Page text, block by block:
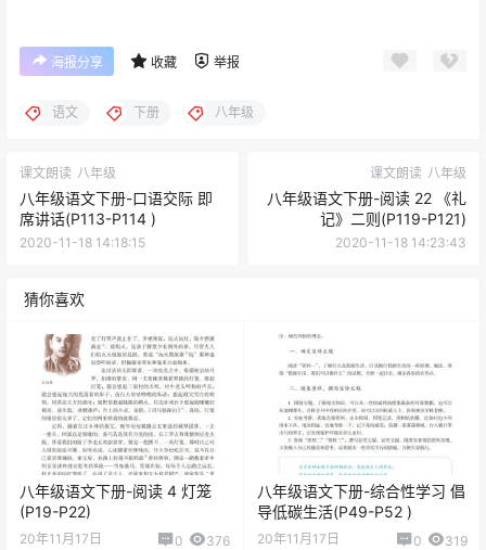
海报分享 收藏 举报
语文 下册 八年级
课文朗读 八年级
八年级语文下册-口语交际 即
席讲话(P113-P114 )
2020-11-18 14:18:15
课文朗读 八年级
八年级语文下册-阅读 22 《礼
记》二则(P119-P121)
2020-11-18 14:23:43
猜你喜欢
八年级语文下册-阅读 4 灯笼
(P19-P22)
20年11月17日 0 376
八年级语文下册-综合性学习 倡
导低碳生活(P49-P52 )
20年11月17日 0 319